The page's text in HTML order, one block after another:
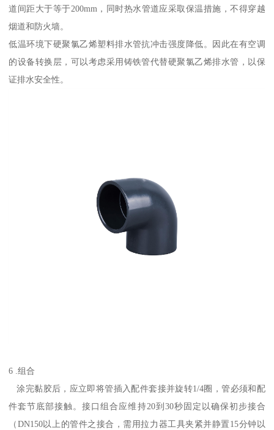
道间距大于等于200mm，同时热水管道应采取保温措施，不得穿越
烟道和防火墙。
低温环境下硬聚氯乙烯塑料排水管抗冲击强度降低。因此在有空调
的设备转换层，可以考虑采用铸铁管代替硬聚氯乙烯排水管，以保
证排水安全性。
6 .组合
涂完黏胶后，应立即将管插入配件套接并旋转1/4圈，管必须和配
件套节底部接触。接口组合应维持20到30秒固定以确保初步接合
（DN150以上的管件之接合，需用拉力器工具夹紧并静置15分钟以